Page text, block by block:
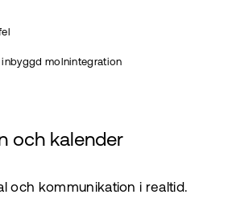
inbyggd molnintegration
och kalender
och kommunikation i realtid.